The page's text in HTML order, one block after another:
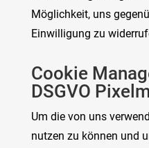
Möglichkeit, uns
Einwilligung zu
Cookie
DSGVO
Um die von uns
nutzen zu können und